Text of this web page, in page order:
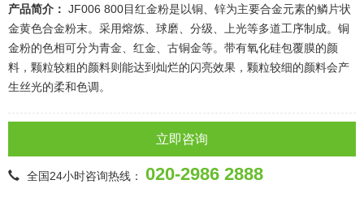
产品简介： JF006 800目红金粉是以铜、锌为主要合金元素的鳞片状
金黄色合金粉末。采用熔炼、球磨、分级、上光等多道工序制成。铜
金粉的色相可分为青金、红金、古铜金等。带有氧化硅包覆膜的颜
料，颗粒较粗的颜料则能达到灿烂的闪亮效果，颗粒较细的颜料会产
生丝光的柔和色调。
立即咨询
全国24小时咨询热线： 020-2986 2888